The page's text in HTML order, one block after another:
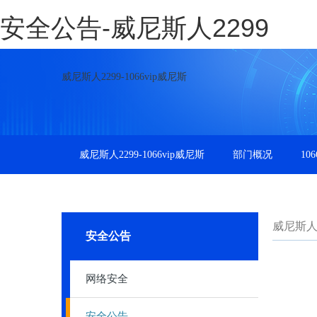
安全公告-威尼斯人2299
威尼斯人2299-1066vip威尼斯
威尼斯人2299-1066vip威尼斯 部门概况
安全公告
网络安全
威尼斯